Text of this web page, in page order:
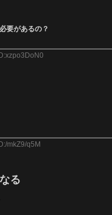
要があるの？
mkZ9/q5M
る